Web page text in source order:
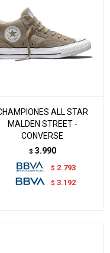
ALL STAR
MALDEN STREET -
CONVERSE
$ 3.990
$ 2.793
$ 3.192